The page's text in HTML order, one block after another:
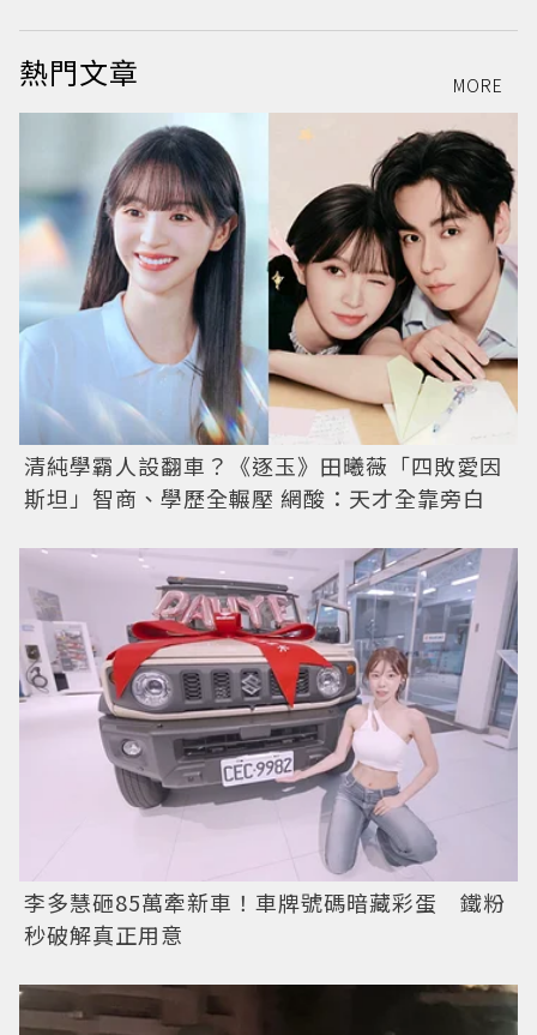
熱門文章 MORE
清純學霸人設翻車？《逐玉》田曦薇「四敗愛因
斯坦」智商、學歷全輾壓 網酸：天才全靠旁白
李多慧砸85萬牽新車！車牌號碼暗藏彩蛋 鐵粉
秒破解真正用意